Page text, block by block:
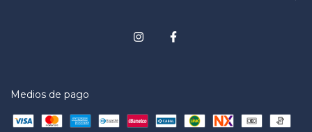
Medios de pago